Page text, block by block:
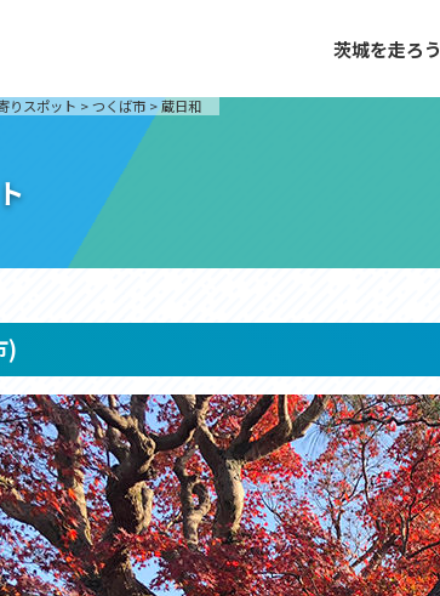
茨城を走ろう
由
発着地や距離、景色やグルメなどの目的に合わせて
楽しむことができる100以上のモデルルートをご紹
平野の自然を楽
サイクルルー
奥久慈里山ヒルクライムルート
袋田の滝、八溝山、竜神大吊橋など、里山の風景が
広がる。起伏や勾配を感じる走りごたえのあるルー
ト。
コース紹介
アクセス
おすすめスタートポイント
りスポット >つくば市 >蔵日和
)